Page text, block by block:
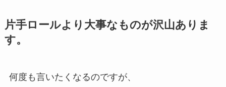
片手ロールより大事なものが沢山ありま
す。
何度も言いたくなるのですが、